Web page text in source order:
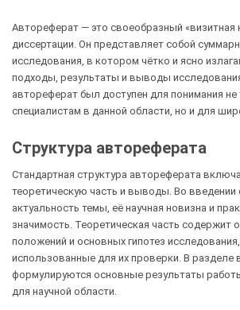
Автореферат — это своеобразный «визитная
диссертации. Он представляет собой
исследования, в котором чётко и ясно
подходы, результаты и выводы
автореферат был доступен для понимания не
специалистам в данной области, но и для
Структура автореферата
Стандартная структура автореферата
теоретическую часть и выводы. Во введении
актуальность темы, её научная новизна и
значимость. Теоретическая часть содержит
положений и основных гипотез
использованные для их проверки. В разделе
формулируются основные результаты
для научной области.